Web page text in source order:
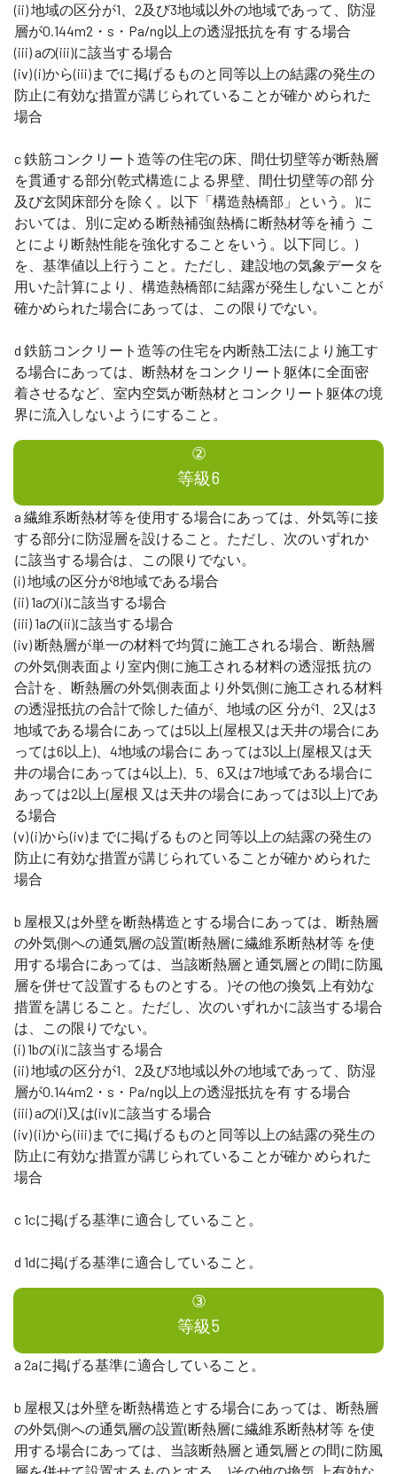
(ii) 地域の区分が1、2及び3地域以外の地域であって、防湿
層が0.144m2・s・Pa/ng以上の透湿抵抗を有 する場合
(iii) aの(iii)に該当する場合
(iv) (i)から(iii)までに掲げるものと同等以上の結露の発生の
防止に有効な措置が講じられていることが確か められた
場合
c 鉄筋コンクリート造等の住宅の床、間仕切壁等が断熱層
を貫通する部分(乾式構造による界壁、間仕切壁等の部 分
及び玄関床部分を除く。以下「構造熱橋部」という。)に
おいては、別に定める断熱補強(熱橋に断熱材等を補う こ
とにより断熱性能を強化することをいう。以下同じ。)
を、基準値以上行うこと。ただし、建設地の気象データを
用いた計算により、構造熱橋部に結露が発生しないことが
確かめられた場合にあっては、この限りでない。
d 鉄筋コンクリート造等の住宅を内断熱工法により施工す
る場合にあっては、断熱材をコンクリート躯体に全面密
着させるなど、室内空気が断熱材とコンクリート躯体の境
界に流入しないようにすること。
②
等級6
a 繊維系断熱材等を使用する場合にあっては、外気等に接
する部分に防湿層を設けること。ただし、次のいずれか
に該当する場合は、この限りでない。
(i) 地域の区分が8地域である場合
(ii) 1aの(i)に該当する場合
(iii) 1aの(ii)に該当する場合
(iv) 断熱層が単一の材料で均質に施工される場合、断熱層
の外気側表面より室内側に施工される材料の透湿抵 抗の
合計を、断熱層の外気側表面より外気側に施工される材料
の透湿抵抗の合計で除した値が、地域の区 分が1、2又は3
地域である場合にあっては5以上(屋根又は天井の場合にあ
っては6以上)、4地域の場合に あっては3以上(屋根又は天
井の場合にあっては4以上)、5、6又は7地域である場合に
あっては2以上(屋根 又は天井の場合にあっては3以上)であ
る場合
(v) (i)から(iv)までに掲げるものと同等以上の結露の発生の
防止に有効な措置が講じられていることが確か められた
場合
b 屋根又は外壁を断熱構造とする場合にあっては、断熱層
の外気側への通気層の設置(断熱層に繊維系断熱材等 を使
用する場合にあっては、当該断熱層と通気層との間に防風
層を併せて設置するものとする。)その他の換気 上有効な
措置を講じること。ただし、次のいずれかに該当する場合
は、この限りでない。
(i) 1bの(i)に該当する場合
(ii) 地域の区分が1、2及び3地域以外の地域であって、防湿
層が0.144m2・s・Pa/ng以上の透湿抵抗を有 する場合
(iii) aの(i)又は(iv)に該当する場合
(iv) (i)から(iii)までに掲げるものと同等以上の結露の発生の
防止に有効な措置が講じられていることが確か められた
場合
c 1cに掲げる基準に適合していること。
d 1dに掲げる基準に適合していること。
③
等級5
a 2aに掲げる基準に適合していること。
b 屋根又は外壁を断熱構造とする場合にあっては、断熱層
の外気側への通気層の設置(断熱層に繊維系断熱材等 を使
用する場合にあっては、当該断熱層と通気層との間に防風